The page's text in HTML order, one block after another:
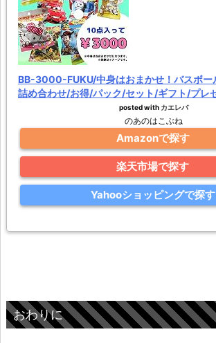
BB-3000-FUKU/中身はおまかせ！バスボー
詰め合わせ/お得/パック/セット/ギフト/プレ
posted with カエレバ
のあのはこぶね
Amazonで探す
楽天市場で探す
Yahooショッピングで探す
おわりに